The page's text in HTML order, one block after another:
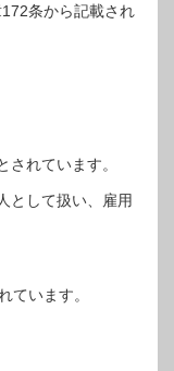
条から記載され
れています。
として扱い、雇用
ています。